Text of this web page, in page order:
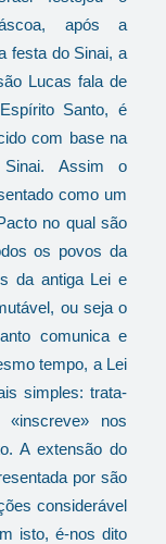
após a
festa do Sinai, a
Lucas fala de
Santo, é
com base na
Assim o
como um
no qual são
os povos da
da antiga Lei e
ou seja o
comunica e
tempo, a Lei
simples: trata-
nos
A extensão do
por são
considerável
isto, é-nos dito